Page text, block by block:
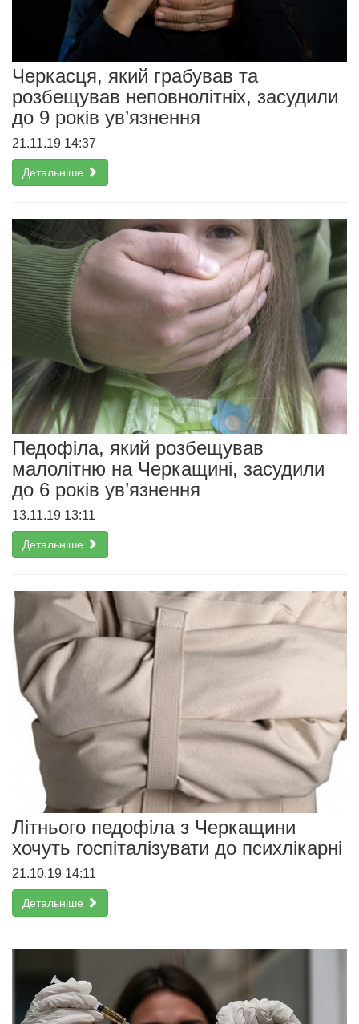
Черкасця, який грабував та
розбещував неповнолітніх, засудили
до 9 років ув’язнення
21.11.19 14:37
Детальніше
Педофіла, який розбещував
малолітню на Черкащині, засудили
до 6 років ув’язнення
13.11.19 13:11
Детальніше
Літнього педофіла з Черкащини
хочуть госпіталізувати до психлікарні
21.10.19 14:11
Детальніше